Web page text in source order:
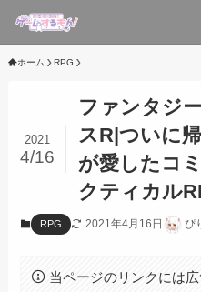
ホーム RPG
ファンタジ
スR|ついに
が愛したコ
クティカル
2021
4/16
RPG 2021年4月16日 ぴ
当ページのリンクには広